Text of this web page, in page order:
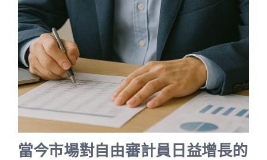
當今市場對自由審計員日益增長的